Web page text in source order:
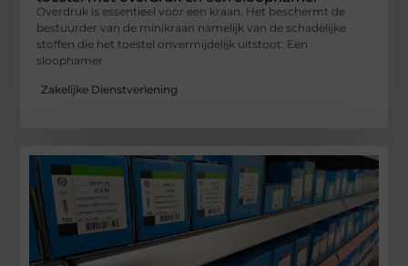
Overdruk is essentieel voor een kraan. Het beschermt de
bestuurder van de minikraan namelijk van de schadelijke
stoffen die het toestel onvermijdelijk uitstoot. Een
sloophamer
Zakelijke Dienstverlening